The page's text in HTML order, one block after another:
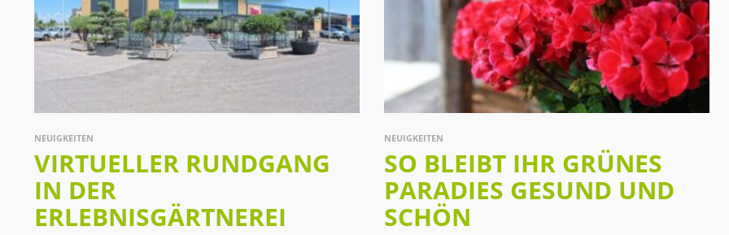
NEUIGKEITEN
VIRTUELLER RUNDGANG
IN DER
ERLEBNISGÄRTNEREI
NEUIGKEITEN
SO BLEIBT IHR GRÜNES
PARADIES GESUND UND
SCHÖN